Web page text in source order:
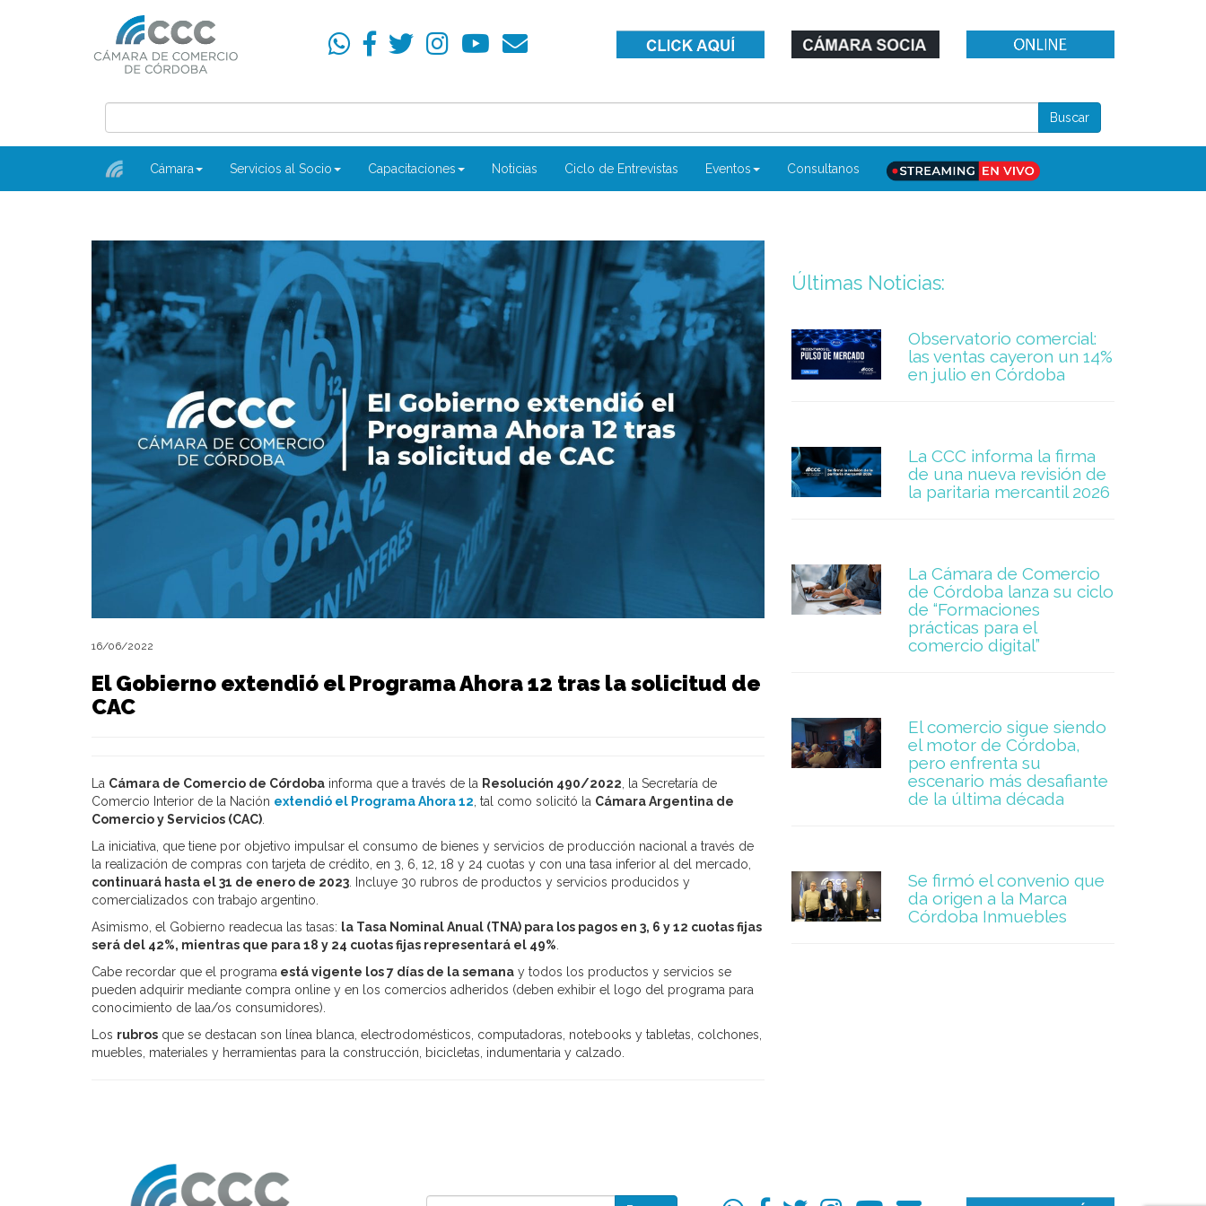
Cámara Servicios al Socio Capacitaciones Noticias Ciclo de Entrevistas Eventos Consultanos
16/06/2022
El Gobierno extendió el Programa Ahora 12 tras la solicitud de
CAC
La Cámara de Comercio de Córdoba informa que a través de la Resolución 490/2022, la Secretaría de
Comercio Interior de la Nación extendió el Programa Ahora 12, tal como solicitó la Cámara Argentina de
Comercio y Servicios (CAC).
La iniciativa, que tiene por objetivo impulsar el consumo de bienes y servicios de producción nacional a través de
la realización de compras con tarjeta de crédito, en 3, 6, 12, 18 y 24 cuotas y con una tasa inferior al del mercado,
continuará hasta el 31 de enero de 2023. Incluye 30 rubros de productos y servicios producidos y
comercializados con trabajo argentino.
Asimismo, el Gobierno readecua las tasas: la Tasa Nominal Anual (TNA) para los pagos en 3, 6 y 12 cuotas fijas
será del 42%, mientras que para 18 y 24 cuotas fijas representará el 49%.
Cabe recordar que el programa está vigente los 7 días de la semana y todos los productos y servicios se
pueden adquirir mediante compra online y en los comercios adheridos (deben exhibir el logo del programa para
conocimiento de laa/os consumidores).
Los rubros que se destacan son línea blanca, electrodomésticos, computadoras, notebooks y tabletas, colchones,
muebles, materiales y herramientas para la construcción, bicicletas, indumentaria y calzado.
Últimas Noticias:
Observatorio comercial:
las ventas cayeron un 14%
en julio en Córdoba
La CCC informa la firma
de una nueva revisión de
la paritaria mercantil 2026
La Cámara de Comercio
de Córdoba lanza su ciclo
de “Formaciones
prácticas para el
comercio digital”
El comercio sigue siendo
el motor de Córdoba,
pero enfrenta su
escenario más desafiante
de la última década
Se firmó el convenio que
da origen a la Marca
Córdoba Inmuebles